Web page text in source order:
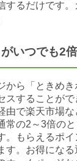
するだけです
いつでも2倍
から「ときめき
スすることが
由で楽天市場
常の2～3倍の
。もらえるポ
す。お得にな